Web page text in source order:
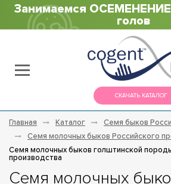
Занимаемся
голов
СКАЧАТЬ КАТАЛОГ
Главная Каталог
Семя быков
Семя молочных быков Российского
Семя молочных быков голштинской
производства
Семя молочных